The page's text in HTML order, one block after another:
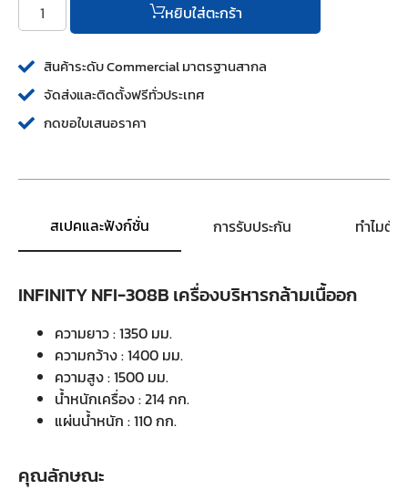
หยิบใส่ตะกร้า
สินค้าระดับ Commercial มาตรฐานสากล
จัดส่งและติดตั้งฟรีทั่วประเทศ
กดขอใบเสนอราคา
สเปคและฟังก์ชั่น การรับประกัน ทำไมต้
INFINITY NFI-308B เครื่องบริหารกล้ามเนื้ออก
ความยาว : 1350 มม.
ความกว้าง : 1400 มม.
ความสูง : 1500 มม.
น้ำหนักเครื่อง : 214 กก.
แผ่นน้ำหนัก : 110 กก.
คุณลักษณะ